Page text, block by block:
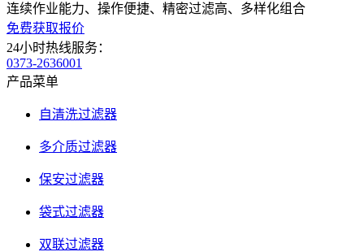
连续作业能力、操作便捷、精密过滤高、多样化组合
免费获取报价
24小时热线服务：
0373-2636001
产品菜单
自清洗过滤器
多介质过滤器
保安过滤器
袋式过滤器
双联过滤器